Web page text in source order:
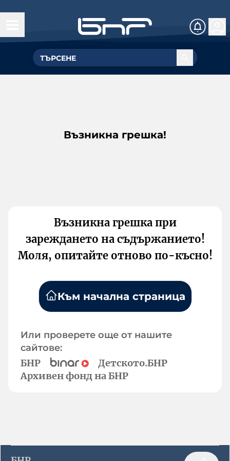
Възникна грешка!
Възникна грешка при
зареждането на съдържанието!
Моля, опитайте отново по-късно!
Към начална страница
Или проверете още от нашите
сайтове:
БНР
Детското.БНР
Архивен фонд на БНР